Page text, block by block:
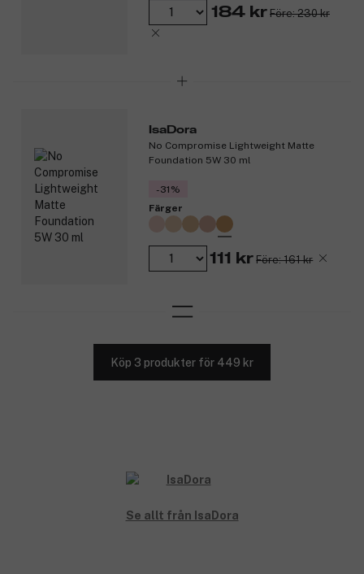
184 kr Före: 230 kr
IsaDora
No Compromise Lightweight Matte
Foundation 5W 30 ml
-31%
Färger
111 kr Före: 161 kr
Köp 3 produkter för 449 kr
Se allt från IsaDora